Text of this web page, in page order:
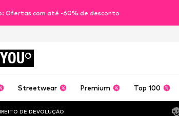
Ofertas com até -60% de desconto
YOU
Streetwear Premium Top 100
DE DEVOLUÇÃO